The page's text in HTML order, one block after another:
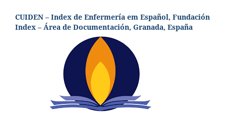
CUIDEN – Index de Enfermería em Español, Fundación
Index – Área de Documentación, Granada, España